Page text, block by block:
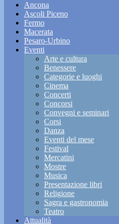
Ancona
Ascoli Piceno
Fermo
Macerata
Pesaro-Urbino
Eventi
Arte e cultura
Benessere
Categorie e luoghi
Cinema
Concerti
Concorsi
Convegni e seminari
Corsi
Danza
Eventi del mese
Festival
Mercatini
Mostre
Musica
Presentazione libri
Religione
Sagra e gastronomia
Teatro
Attualità